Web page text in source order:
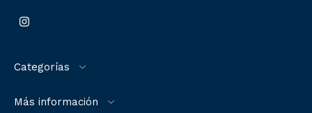
Categorías
Más información